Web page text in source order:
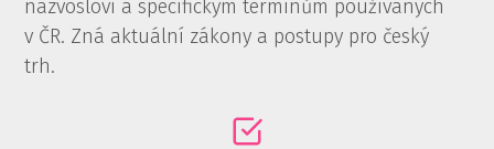
názvosloví a specifickým termínům používaných
v ČR. Zná aktuální zákony a postupy pro český
trh.